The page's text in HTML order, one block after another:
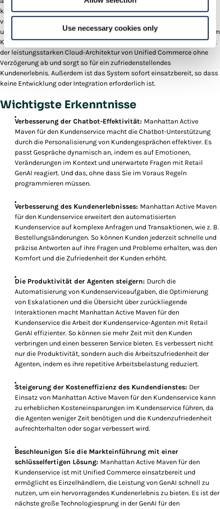
Use necessary cookies only
kann so anhand der Frage des Kunden genau bestimmen, welche APIs
verwendet werden sollen. Es scannt und versteht dann die
umfangreichen Daten, die in Unified Commerce verfügbar sind, um dem
Kunden eine genaue Antwort zu geben. Der gesamte Prozess läuft dank
der leistungsstarken Cloud-Architektur von Unified Commerce ohne
Verzögerung ab und sorgt so für ein zufriedenstellendes
Kundenerlebnis. Außerdem ist das System sofort einsatzbereit, so dass
keine Entwicklung oder Integration erforderlich ist.
Wichtigste Erkenntnisse
Verbesserung der Chatbot-Effektivität: Manhattan Active
Maven für den Kundenservice macht die Chatbot-Unterstützung
durch die Personalisierung von Kundengesprächen effektiver. Es
passt Gespräche dynamisch an, indem es auf Emotionen,
Veränderungen im Kontext und unerwartete Fragen mit Retail
GenAI reagiert. Und das, ohne dass Sie im Voraus Regeln
programmieren müssen.
Verbesserung des Kundenerlebnisses: Manhattan Active Maven
für den Kundenservice erweitert den automatisierten
Kundenservice auf komplexe Anfragen und Transaktionen, wie z. B.
Bestellungsänderungen. So können Kunden jederzeit schnelle und
präzise Antworten auf ihre Fragen und Probleme erhalten, was den
Komfort und die Zufriedenheit der Kunden erhöht.
Die Produktivität der Agenten steigern: Durch die
Automatisierung von Kundenserviceaufgaben, die Optimierung
von Eskalationen und die Übersicht über zurückliegende
Interaktionen macht Manhattan Active Maven für den
Kundenservice die Arbeit der Kundenservice-Agenten mit Retail
GenAI effizienter. So können sie mehr Zeit mit den Kunden
verbringen und einen besseren Service bieten. Es verbessert nicht
nur die Produktivität, sondern auch die Arbeitszufriedenheit der
Agenten, indem es ihre repetitive Arbeitsbelastung reduziert.
Steigerung der Kosteneffizienz des Kundendienstes: Der
Einsatz von Manhattan Active Maven für den Kundenservice kann
zu erheblichen Kosteneinsparungen im Kundenservice führen, da
die Agenten weniger Zeit benötigen und die Kundenzufriedenheit
aufrechterhalten oder sogar verbessert wird.
Beschleunigen Sie die Markteinführung mit einer
schlüsselfertigen Lösung: Manhattan Active Maven für den
Kundenservice ist mit Unified Commerce einsatzbereit und
ermöglicht es Einzelhändlern, die Leistung von GenAI schnell zu
nutzen, um ein hervorragendes Kundenerlebnis zu bieten. Es ist der
nächste große Technologiesprung in der GenAI für den